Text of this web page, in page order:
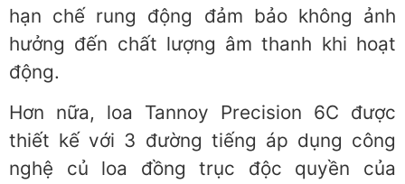
hạn chế rung động đảm bảo không ảnh
hưởng đến chất lượng âm thanh khi hoạt
động.
Hơn nữa, loa Tannoy Precision 6C được
thiết kế với 3 đường tiếng áp dụng công
nghệ củ loa đồng trục độc quyền của